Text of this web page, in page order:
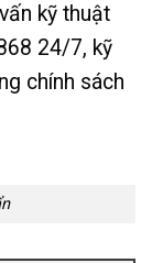
kỹ thuật
24/7, kỹ
chính sách